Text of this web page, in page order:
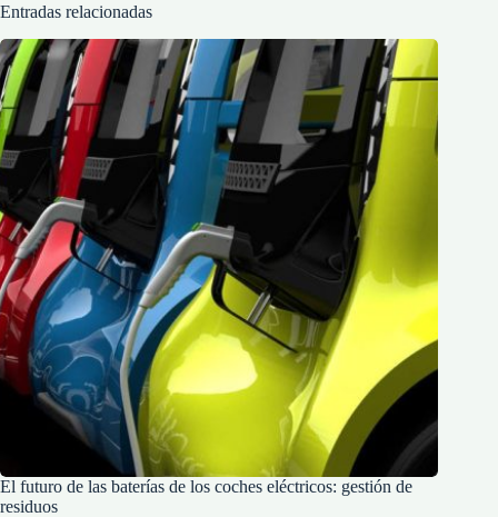
Entradas relacionadas
El futuro de las baterías de los coches eléctricos: gestión de
residuos